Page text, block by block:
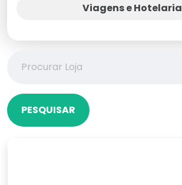
Viagens e Hotelaria
PESQUISAR